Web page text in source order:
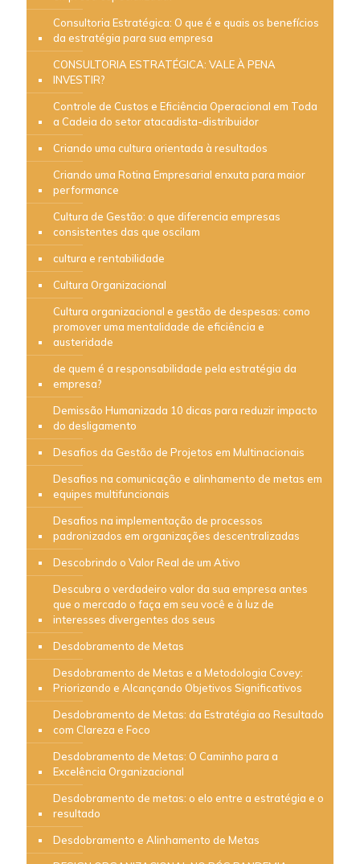
Consultoria Estratégica: O que é e quais os benefícios
da estratégia para sua empresa
CONSULTORIA ESTRATÉGICA: VALE À PENA
INVESTIR?
Controle de Custos e Eficiência Operacional em Toda
a Cadeia do setor atacadista-distribuidor
Criando uma cultura orientada à resultados
Criando uma Rotina Empresarial enxuta para maior
performance
Cultura de Gestão: o que diferencia empresas
consistentes das que oscilam
cultura e rentabilidade
Cultura Organizacional
Cultura organizacional e gestão de despesas: como
promover uma mentalidade de eficiência e
austeridade
de quem é a responsabilidade pela estratégia da
empresa?
Demissão Humanizada 10 dicas para reduzir impacto
do desligamento
Desafios da Gestão de Projetos em Multinacionais
Desafios na comunicação e alinhamento de metas em
equipes multifuncionais
Desafios na implementação de processos
padronizados em organizações descentralizadas
Descobrindo o Valor Real de um Ativo
Descubra o verdadeiro valor da sua empresa antes
que o mercado o faça em seu você e à luz de
interesses divergentes dos seus
Desdobramento de Metas
Desdobramento de Metas e a Metodologia Covey:
Priorizando e Alcançando Objetivos Significativos
Desdobramento de Metas: da Estratégia ao Resultado
com Clareza e Foco
Desdobramento de Metas: O Caminho para a
Excelência Organizacional
Desdobramento de metas: o elo entre a estratégia e o
resultado
Desdobramento e Alinhamento de Metas